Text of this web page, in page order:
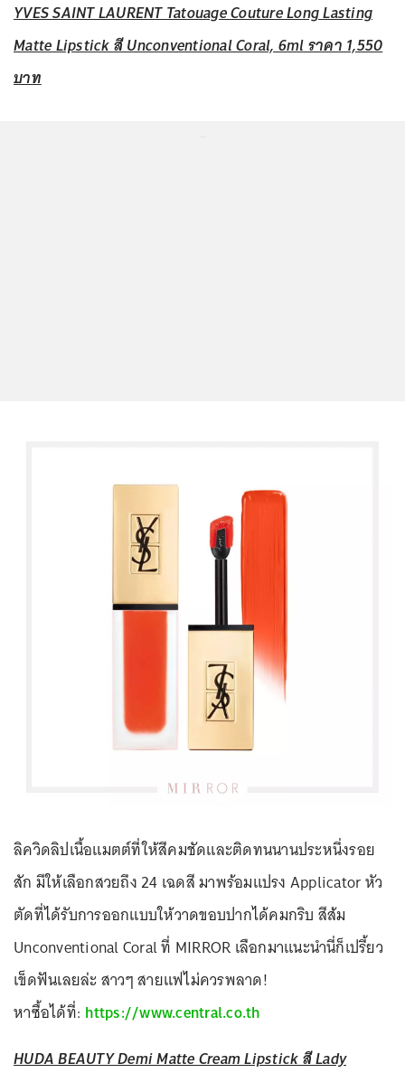
YVES SAINT LAURENT Tatouage Couture Long Lasting
Matte Lipstick สี Unconventional Coral, 6ml ราคา 1,550
บาท
ลิควิดลิปเนื้อแมตต์ที่ให้สีคมชัดและติดทนนานประหนึ่งรอย
สัก มีให้เลือกสวยถึง 24 เฉดสี มาพร้อมแปรง Applicator หัว
ตัดที่ได้รับการออกแบบให้วาดขอบปากได้คมกริบ สีส้ม
Unconventional Coral ที่ MIRROR เลือกมาแนะนำนี่ก็เปรี้ยว
เข็ดฟันเลยล่ะ สาวๆ สายแฟไม่ควรพลาด!
หาซื้อได้ที่: https://www.central.co.th
HUDA BEAUTY Demi Matte Cream Lipstick สี Lady